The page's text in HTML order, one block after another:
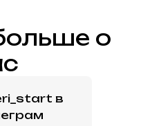
о
в